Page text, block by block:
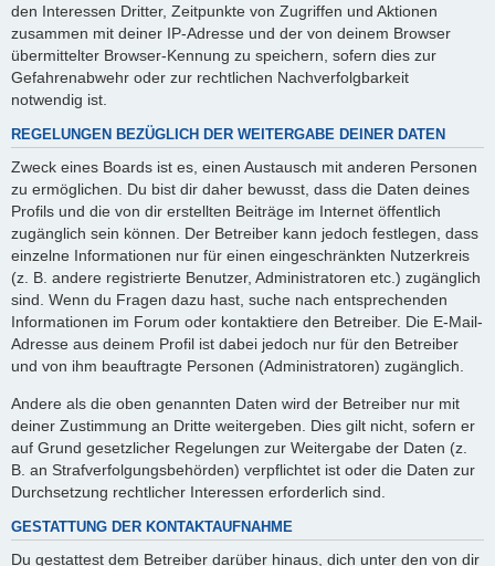
den Interessen Dritter, Zeitpunkte von Zugriffen und Aktionen
zusammen mit deiner IP-Adresse und der von deinem Browser
übermittelter Browser-Kennung zu speichern, sofern dies zur
Gefahrenabwehr oder zur rechtlichen Nachverfolgbarkeit
notwendig ist.
REGELUNGEN BEZÜGLICH DER WEITERGABE DEINER DATEN
Zweck eines Boards ist es, einen Austausch mit anderen Personen
zu ermöglichen. Du bist dir daher bewusst, dass die Daten deines
Profils und die von dir erstellten Beiträge im Internet öffentlich
zugänglich sein können. Der Betreiber kann jedoch festlegen, dass
einzelne Informationen nur für einen eingeschränkten Nutzerkreis
(z. B. andere registrierte Benutzer, Administratoren etc.) zugänglich
sind. Wenn du Fragen dazu hast, suche nach entsprechenden
Informationen im Forum oder kontaktiere den Betreiber. Die E-Mail-
Adresse aus deinem Profil ist dabei jedoch nur für den Betreiber
und von ihm beauftragte Personen (Administratoren) zugänglich.
Andere als die oben genannten Daten wird der Betreiber nur mit
deiner Zustimmung an Dritte weitergeben. Dies gilt nicht, sofern er
auf Grund gesetzlicher Regelungen zur Weitergabe der Daten (z.
B. an Strafverfolgungsbehörden) verpflichtet ist oder die Daten zur
Durchsetzung rechtlicher Interessen erforderlich sind.
GESTATTUNG DER KONTAKTAUFNAHME
Du gestattest dem Betreiber darüber hinaus, dich unter den von dir